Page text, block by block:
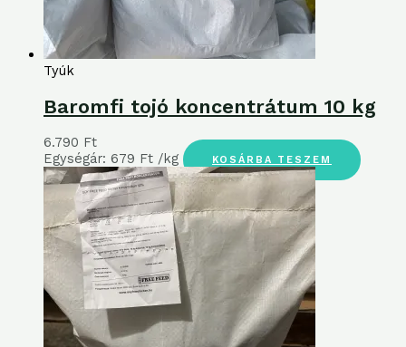
Tyúk
Baromfi tojó koncentrátum 10 kg
6.790 Ft
Egységár: 679 Ft /kg KOSÁRBA TESZEM